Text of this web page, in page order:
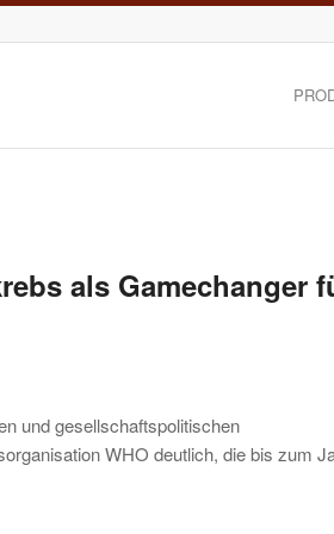
als Gamechanger
und gesellschaftspolitischen
WHO deutlich, die bis zum